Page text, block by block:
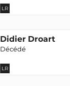
LR
Didier Droart
Décédé
LR